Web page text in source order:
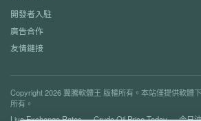
開發者入駐
廣告合作
友情鏈接
Copyright 2026 翼騰軟體王 版權所有。本站僅提供軟體
所有。